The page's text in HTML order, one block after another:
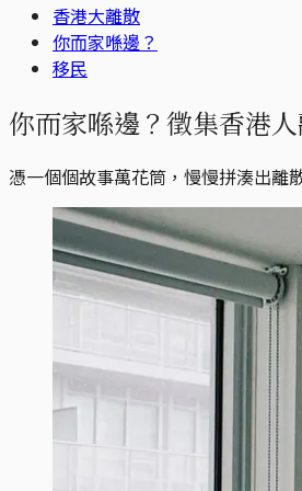
香港大離散
你而家喺邊？
移民
你而家喺邊？徵集香港
憑一個個故事萬花筒，慢慢拼湊出離